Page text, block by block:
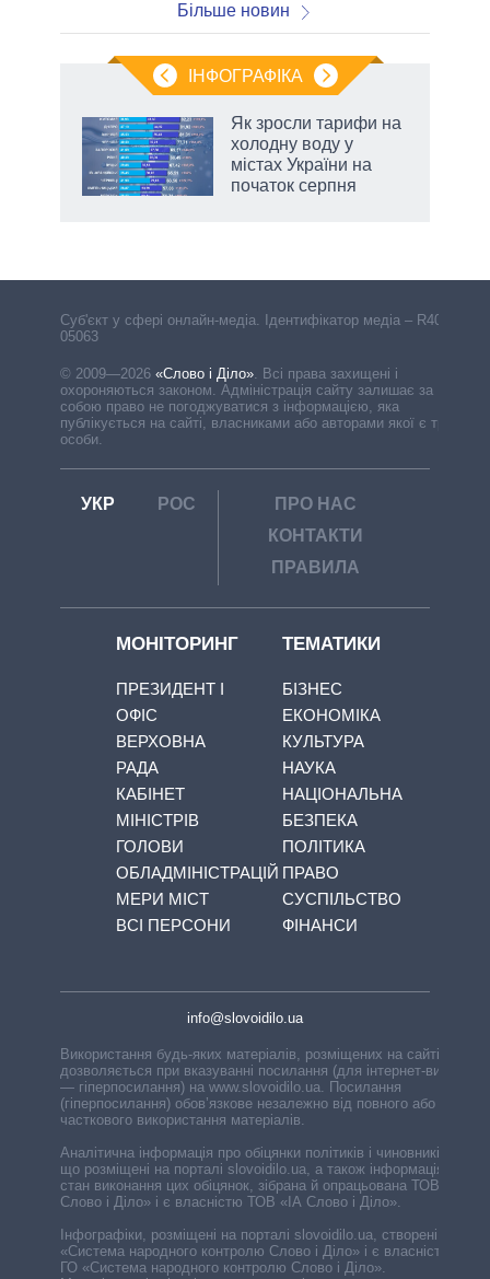
Більше новин
ІНФОГРАФІКА
Як зросли тарифи на
холодну воду у
містах України на
початок серпня
Cуб'єкт у сфері онлайн-медіа. Ідентифікатор медіа – R40-
05063
© 2009—2026 «Слово і Діло». Всі права захищені і
охороняються законом. Адміністрація сайту залишає за
собою право не погоджуватися з інформацією, яка
публікується на сайті, власниками або авторами якої є треті
особи.
УКР РОС
ПРО НАС
КОНТАКТИ
ПРАВИЛА
МОНІТОРИНГ
ПРЕЗИДЕНТ І
ОФІС
ВЕРХОВНА
РАДА
КАБІНЕТ
МІНІСТРІВ
ГОЛОВИ
ОБЛАДМІНІСТРАЦІЙ
МЕРИ МІСТ
ВСІ ПЕРСОНИ
ТЕМАТИКИ
БІЗНЕС
ЕКОНОМІКА
КУЛЬТУРА
НАУКА
НАЦІОНАЛЬНА
БЕЗПЕКА
ПОЛІТИКА
ПРАВО
СУСПІЛЬСТВО
ФІНАНСИ
info@slovoidilo.ua
Використання будь-яких матеріалів, розміщених на сайті,
дозволяється при вказуванні посилання (для інтернет-видань
— гіперпосилання) на www.slovoidilo.ua. Посилання
(гіперпосилання) обов’язкове незалежно від повного або
часткового використання матеріалів.
Аналітична інформація про обіцянки політиків і чиновників,
що розміщені на порталі slovoidilo.ua, а також інформація про
стан виконання цих обіцянок, зібрана й опрацьована ТОВ «ІА
Слово і Діло» і є власністю ТОВ «ІА Слово і Діло».
Інфографіки, розміщені на порталі slovoidilo.ua, створені ГО
«Система народного контролю Слово і Діло» і є власністю
ГО «Система народного контролю Слово і Діло».